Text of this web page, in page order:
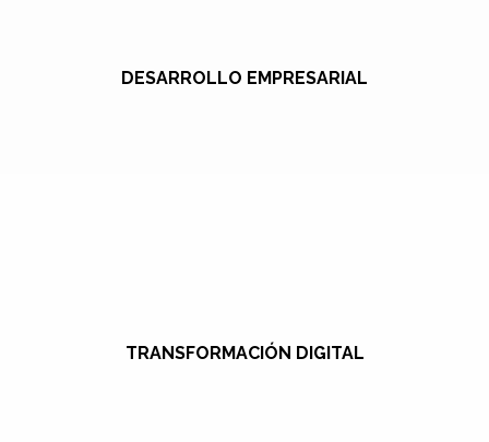
DESARROLLO EMPRESARIAL
TRANSFORMACIÓN DIGITAL